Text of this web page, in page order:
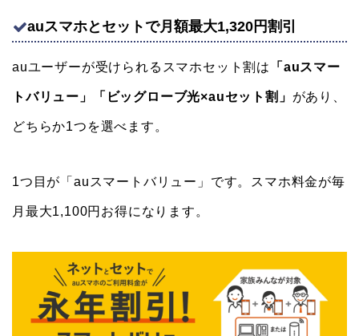
auスマホとセットで月額最大1,320円割引
auユーザーが受けられるスマホセット割は 「auスマー
トバリュー」「ビッグローブ光×auセット割」 があり、
どちらか1つを選べます。
1つ目が「auスマートバリュー」です。スマホ料金が毎
月最大1,100円お得になります。